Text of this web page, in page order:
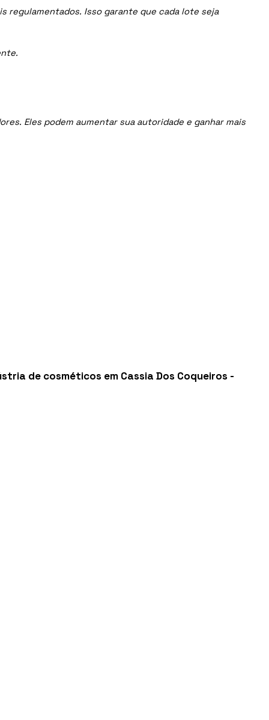
Isso garante que cada lote seja
Eles podem aumentar sua autoridade e ganhar mais
de cosméticos em Cassia Dos Coqueiros -